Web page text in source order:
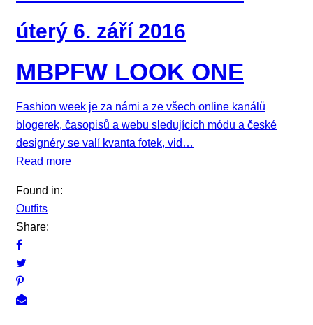
úterý 6. září 2016
MBPFW LOOK ONE
Fashion week je za námi a ze všech online kanálů
blogerek, časopisů a webu sledujících módu a české
designéry se valí kvanta fotek, vid…
Read more
Found in:
Outfits
Share: